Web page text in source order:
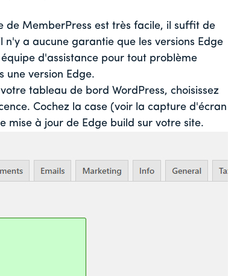
de MemberPress est très facile, il suffit de
a aucune garantie que les versions Edge
d'assistance pour tout problème
une version Edge.
tableau de bord WordPress, choisissez
Cochez la case (voir la capture d'écran
mise à jour de Edge build sur votre site.